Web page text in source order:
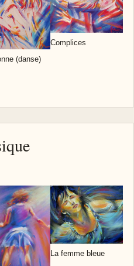
(danse)
Complices
La femme bleue